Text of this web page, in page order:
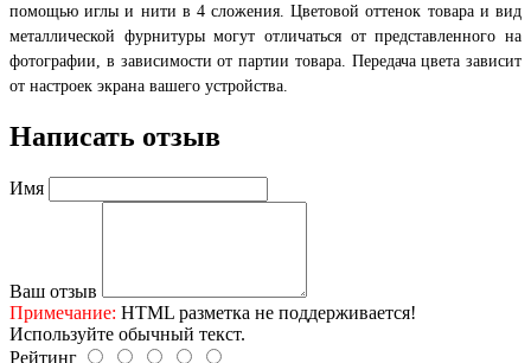
помощью иглы и нити в 4 сложения. Цветовой оттенок товара и вид
металлической фурнитуры могут отличаться от представленного на
фотографии, в зависимости от партии товара. Передача цвета зависит
от настроек экрана вашего устройства.
Написать отзыв
Имя
Ваш отзыв
Примечание: HTML разметка не поддерживается!
Используйте обычный текст.
Рейтинг